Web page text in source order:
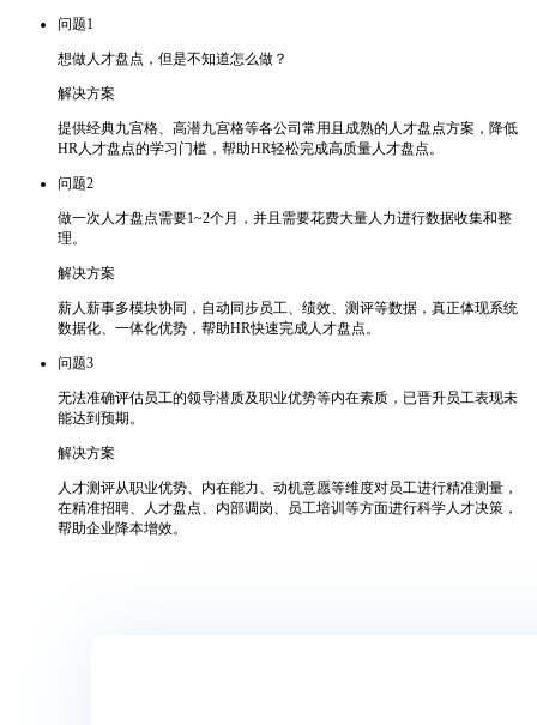
问题1
想做人才盘点，但是不知道怎么做？
解决方案
提供经典九宫格、高潜九宫格等各公司常用且成熟的人才盘点方案，降低
HR人才盘点的学习门槛，帮助HR轻松完成高质量人才盘点。
问题2
做一次人才盘点需要1~2个月，并且需要花费大量人力进行数据收集和整
理。
解决方案
薪人薪事多模块协同，自动同步员工、绩效、测评等数据，真正体现系统
数据化、一体化优势，帮助HR快速完成人才盘点。
问题3
无法准确评估员工的领导潜质及职业优势等内在素质，已晋升员工表现未
能达到预期。
解决方案
人才测评从职业优势、内在能力、动机意愿等维度对员工进行精准测量，
在精准招聘、人才盘点、内部调岗、员工培训等方面进行科学人才决策，
帮助企业降本增效。